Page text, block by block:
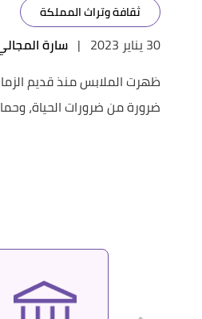
ثقافة وتراث المملكة
30 يناير 2023 | سارة
ظهرت الملابس منذ قديم
ضرورة من ضرورات الحياة،